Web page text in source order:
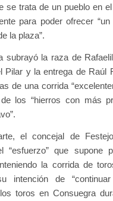
se trata de un pueblo en
para poder ofrecer
la plaza”.
subrayó la raza de
Pilar y la entrega de Raúl
de una corrida
los “hierros con más
el concejal de
“esfuerzo” que supone
la corrida de
intención de “continuar
toros en Consuegra